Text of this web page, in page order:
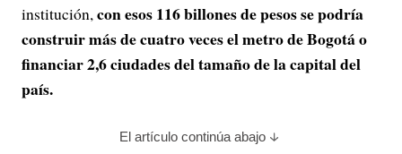
institución, con esos 116 billones de pesos se podría
construir más de cuatro veces el metro de Bogotá o
financiar 2,6 ciudades del tamaño de la capital del
país.
El artículo continúa abajo